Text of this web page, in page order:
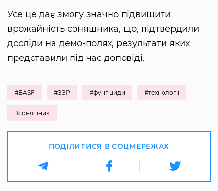
Усе це дає змогу значно підвищити
врожайність соняшника, що, підтвердили
досліди на демо-полях, результати яких
представили під час доповіді.
#BASF #ЗЗР #фунгіциди #технології
#соняшник
ПОДІЛИТИСЯ В СОЦМЕРЕЖАХ